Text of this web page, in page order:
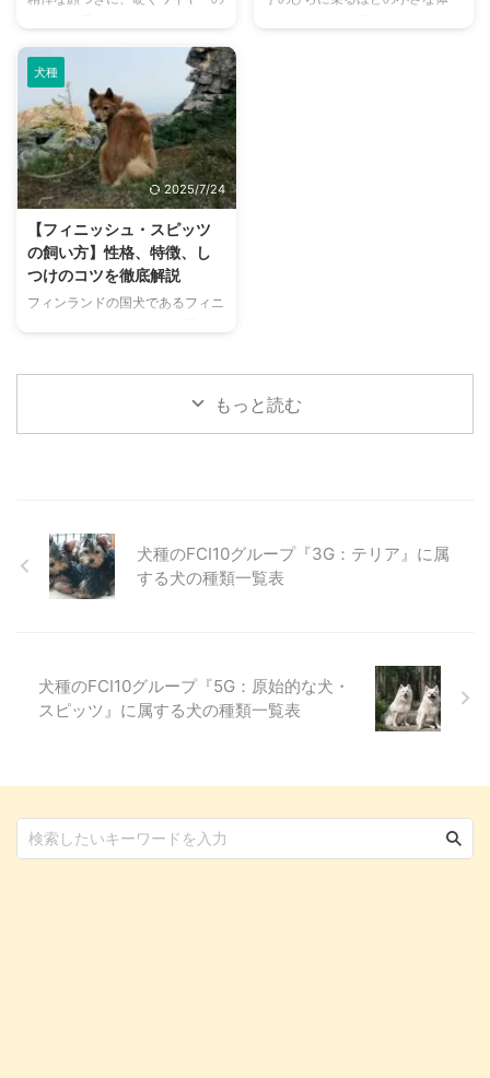
ン・エルクハウンド・グレーの ...
イアーヘアード・ポインター。日
本ではまだあまり知られていない
犬種ですが、ドイツ原産の優れた
猟犬として、海外では高い人気を
誇ります。 その知的で忠実な性
格と、エネルギッシュな一面を併
せ持つこの犬種を家族に迎えたい
と考えている方もいるのではない
でしょうか。 この記事では、ジ
ャーマン・ワイアーヘアード・ポ
インターの魅力から、飼い方のポ
イント、注意すべき病気までを詳
しく解説します。 この記事の結
...
...
犬種
2025/7/24
【フィニッシュ・スピッツ
の飼い方】性格、特徴、し
つけのコツを徹底解説
フィンランドの国犬であるフィニ
ークな犬種です。 彼らの朗らか
な性格と賢さは多くの人々を魅了
の記事では、フィニッシュ・スピ
ッツの歴史や特徴から、家庭犬と
して共に暮らす上での性格や飼い
もっと読む
犬種のFCI10グループ『3G：テリア』に属
する犬の種類一覧表
犬種のFCI10グループ『5G：原始的な犬・
スピッツ』に属する犬の種類一覧表